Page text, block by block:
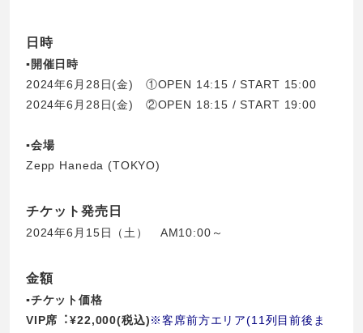
日時
▪︎開催日時
2024年6月28日(金) ①OPEN 14:15 / START 15:00
2024年6月28日(金) ②OPEN 18:15 / START 19:00
▪︎会場
Zepp Haneda (TOKYO)
チケット発売日
2024年6月15日（土） AM10:00～
金額
▪︎チケット価格
VIP席︓¥22,000(税込)※客席前⽅エリア(11列⽬前後ま